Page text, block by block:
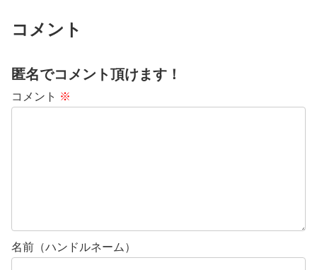
コメント
匿名でコメント頂けます！
コメント ※
名前（ハンドルネーム）